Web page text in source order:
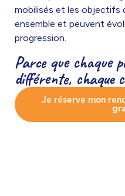
mobilisés et les objectifs
ensemble et peuvent
progression.
Parce que chaque
différente, chaque
Je réserve mon